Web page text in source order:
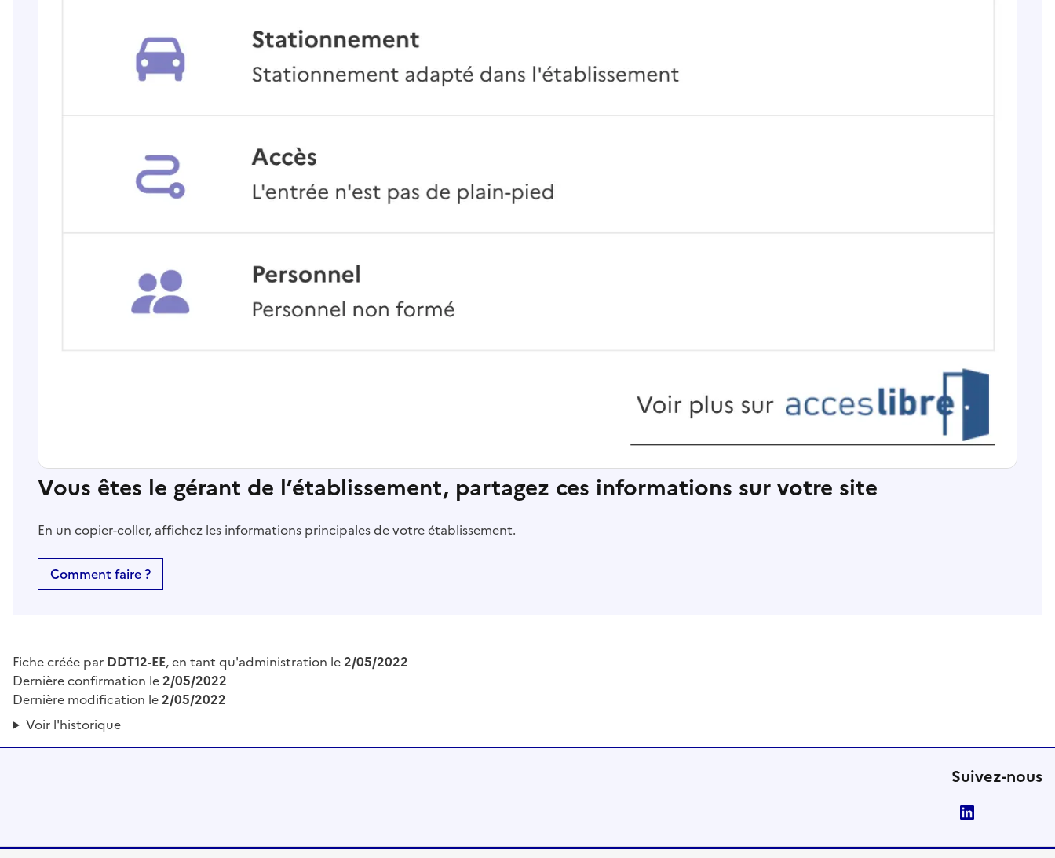
Vous êtes le gérant de l’établissement, partagez ces informations sur votre site
En un copier-coller, affichez les informations principales de votre établissement.
Comment faire ?
Fiche créée par DDT12-EE, en tant qu'administration le2/05/2022
Dernière confirmation le2/05/2022
Dernière modification le2/05/2022
Voir l'historique
Suivez-nous